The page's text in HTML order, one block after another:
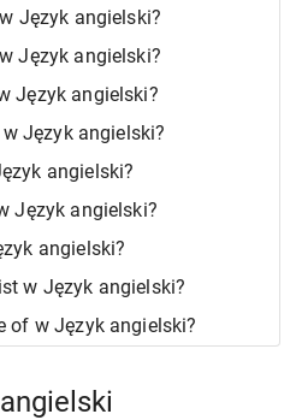
Język angielski?
Język angielski?
Język angielski?
Język angielski?
angielski?
Język angielski?
angielski?
w Język angielski?
of w Język angielski?